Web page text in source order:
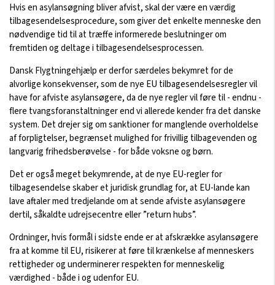
Hvis en asylansøgning bliver afvist, skal der være en værdig
tilbagesendelsesprocedure, som giver det enkelte menneske den
nødvendige tid til at træffe informerede beslutninger om
fremtiden og deltage i tilbagesendelsesprocessen.
Dansk Flygtningehjælp er derfor særdeles bekymret for de
alvorlige konsekvenser, som de nye EU tilbagesendelsesregler vil
have for afviste asylansøgere, da de nye regler vil føre til - endnu -
flere tvangsforanstaltninger end vi allerede kender fra det danske
system. Det drejer sig om sanktioner for manglende overholdelse
af forpligtelser, begrænset mulighed for frivillig tilbagevenden og
langvarig frihedsberøvelse - for både voksne og børn.
Det er også meget bekymrende, at de nye EU-regler for
tilbagesendelse skaber et juridisk grundlag for, at EU-lande kan
lave aftaler med tredjelande om at sende afviste asylansøgere
dertil, såkaldte udrejsecentre eller ”return hubs”.
Ordninger, hvis formål i sidste ende er at afskrække asylansøgere
fra at komme til EU, risikerer at føre til krænkelse af menneskers
rettigheder og underminerer respekten for menneskelig
værdighed - både i og udenfor EU.